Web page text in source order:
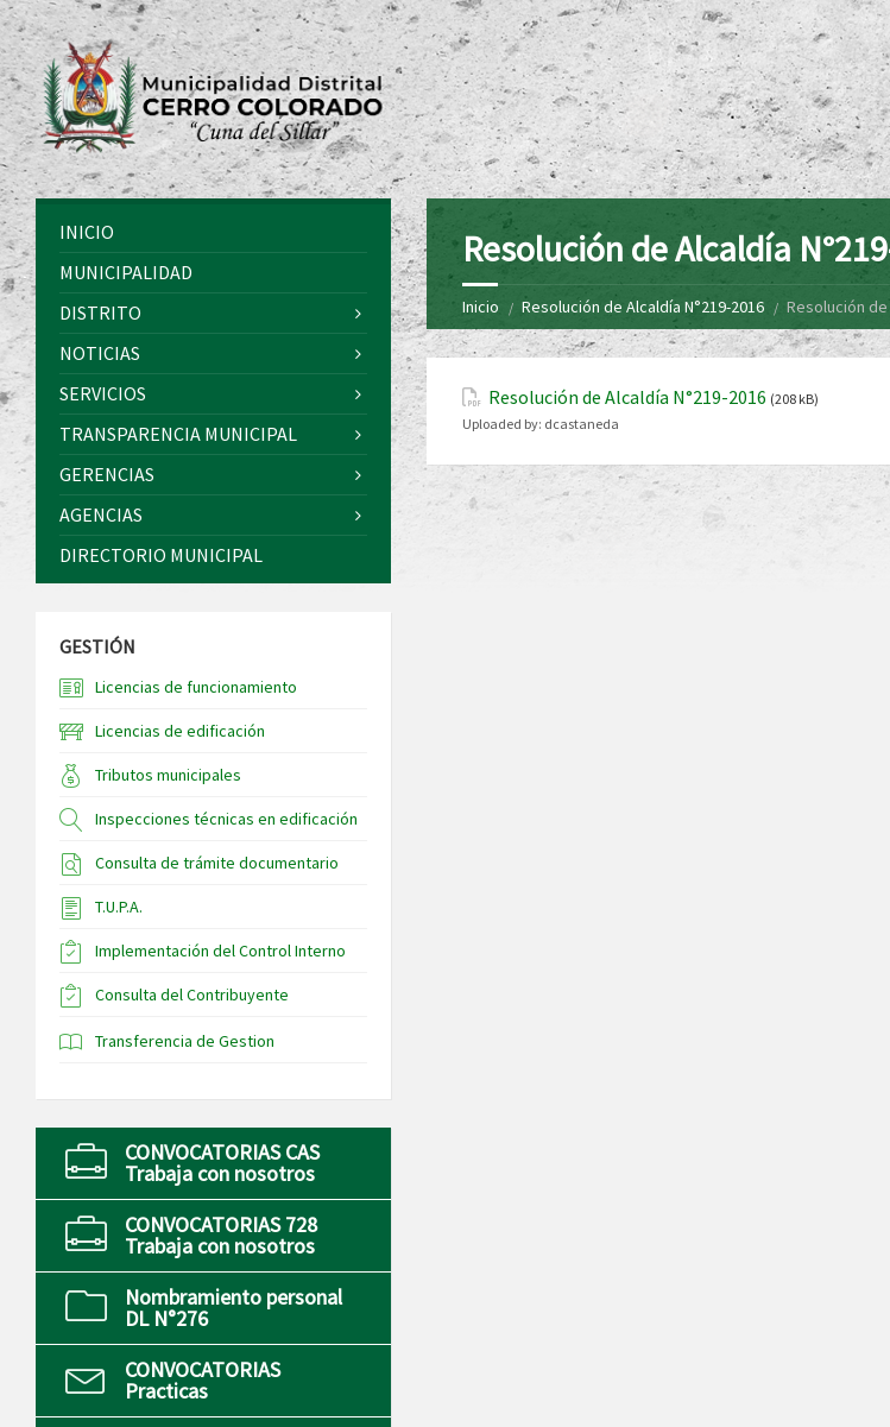
Resolución de Alcaldía
Inicio Resolución de Alcaldía N°219-2016 Resolución de
Resolución de Alcaldía N°219-2016 (208 kB)
Uploaded by: dcastaneda
INICIO
MUNICIPALIDAD
DISTRITO
NOTICIAS
SERVICIOS
TRANSPARENCIA MUNICIPAL
GERENCIAS
AGENCIAS
DIRECTORIO MUNICIPAL
GESTIÓN
Licencias de funcionamiento
Licencias de edificación
Tributos municipales
Inspecciones técnicas en edificación
Consulta de trámite documentario
T.U.P.A.
Implementación del Control Interno
Consulta del Contribuyente
Transferencia de Gestion
CONVOCATORIAS CAS
Trabaja con nosotros
CONVOCATORIAS 728
Trabaja con nosotros
Nombramiento personal
DL N°276
CONVOCATORIAS
Practicas